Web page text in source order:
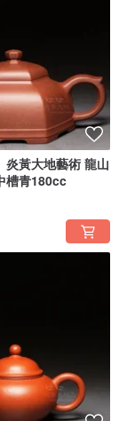
炎黃大地藝術 龍山
槽青180cc